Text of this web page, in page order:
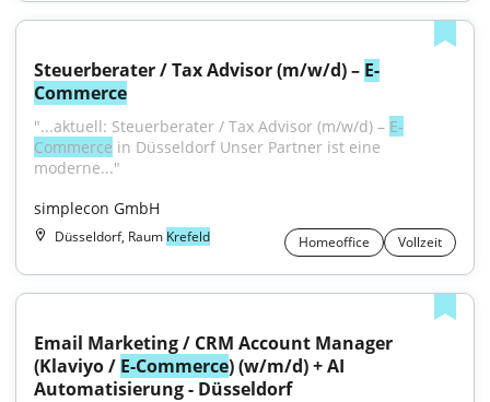
Steuerberater / Tax Advisor (m/w/d) – E-
Commerce
"...aktuell: Steuerberater / Tax Advisor (m/w/d) – E-
Commerce in Düsseldorf Unser Partner ist eine
moderne..."
simplecon GmbH
Düsseldorf, Raum Krefeld Homeoffice Vollzeit
Email Marketing / CRM Account Manager
(Klaviyo / E-Commerce) (w/m/d) + AI
Automatisierung - Düsseldorf